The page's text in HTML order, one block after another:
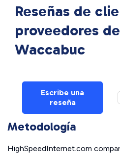
Reseñas de
proveedores
Waccabuc
Escribe una
reseña
Metodología
HighSpeedInternet.com